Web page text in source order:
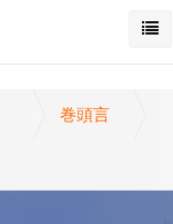
巻頭言